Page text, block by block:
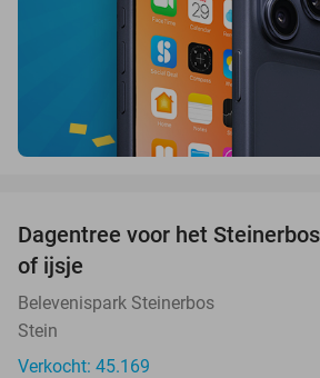
Dagentree voor het
of ijsje
Belevenispark Steinerbos
Stein
Verkocht: 45.169